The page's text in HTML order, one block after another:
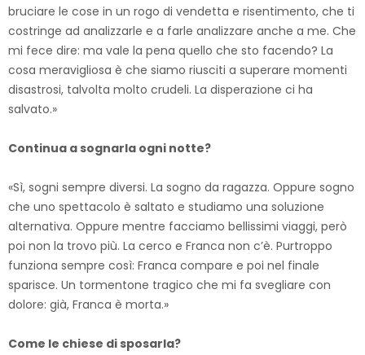
bruciare le cose in un rogo di vendetta e risentimento, che ti
costringe ad analizzarle e a farle analizzare anche a me. Che
mi fece dire: ma vale la pena quello che sto facendo? La
cosa meravigliosa è che siamo riusciti a superare momenti
disastrosi, talvolta molto crudeli. La disperazione ci ha
salvato.»
Continua a sognarla ogni notte?
«Sì, sogni sempre diversi. La sogno da ragazza. Oppure sogno
che uno spettacolo è saltato e studiamo una soluzione
alternativa. Oppure mentre facciamo bellissimi viaggi, però
poi non la trovo più. La cerco e Franca non c’è. Purtroppo
funziona sempre così: Franca compare e poi nel finale
sparisce. Un tormentone tragico che mi fa svegliare con
dolore: già, Franca è morta.»
Come le chiese di sposarla?